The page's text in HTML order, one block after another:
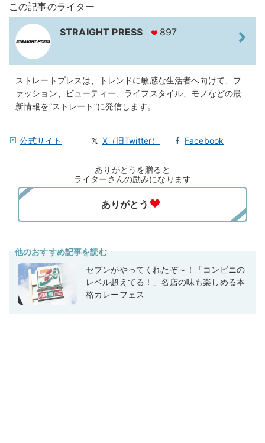
この記事のライター
STRAIGHT PRESS 897
ストレートプレスは、トレンドに敏感な生活者へ向けて、フ
ァッション、ビューティー、ライフスタイル、モノなどの最
新情報を“ストレート”に発信します。
公式サイト X（旧Twitter） Facebook
ありがとうを贈ると
ライターさんの励みになります
他のおすすめ記事を読む
セブンがやってくれたぞ～！「コンビニの
レベル超えてる！」名店の味も楽しめる本
格カレーフェス